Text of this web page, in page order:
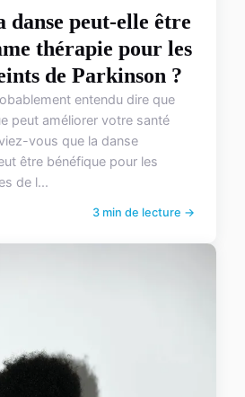
danse peut-elle être
thérapie pour les
de Parkinson ?
entendu dire que
peut améliorer votre santé
vous que la danse
être bénéfique pour les
de l...
3 min de lecture →